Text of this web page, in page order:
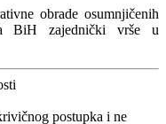
obrade osumnjičenih
BiH zajednički vrše u
postupka i ne